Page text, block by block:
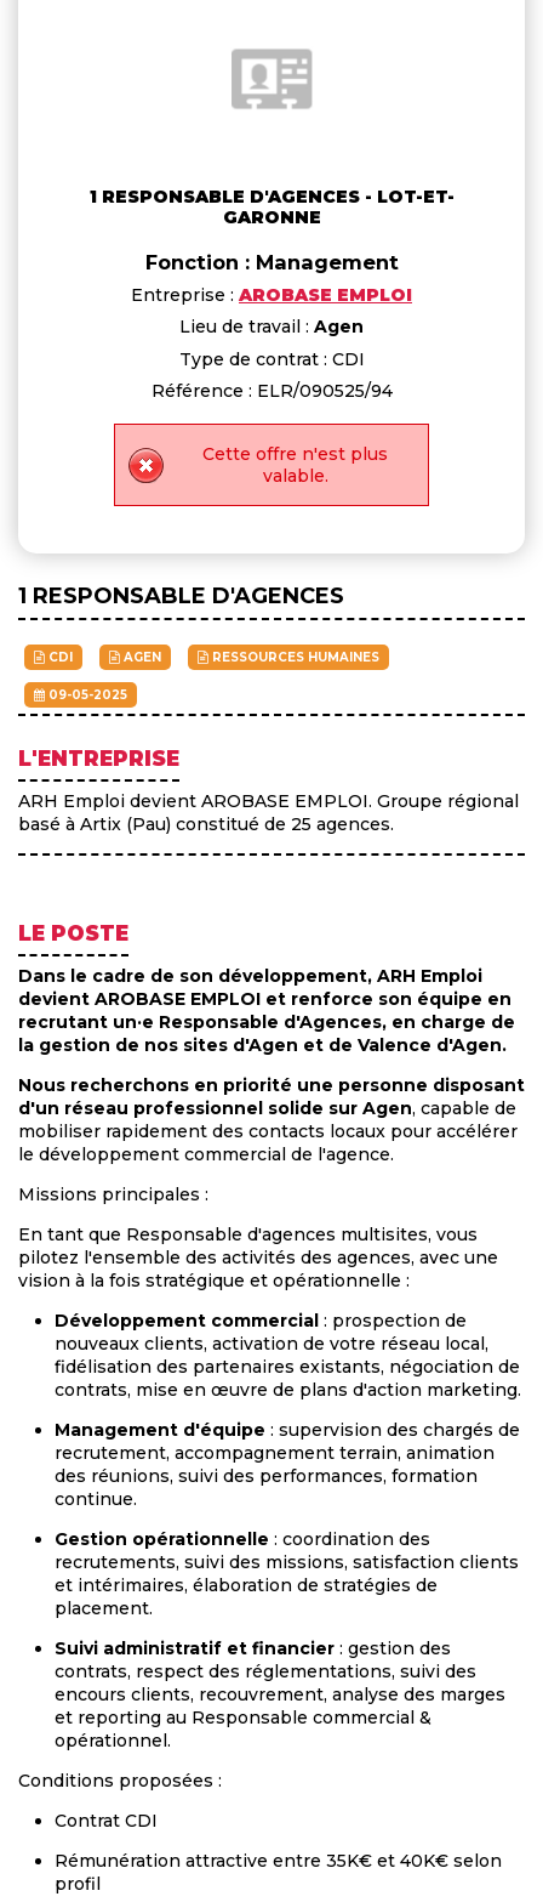
1 RESPONSABLE D'AGENCES - LOT-ET-
GARONNE
Fonction : Management
Entreprise : AROBASE EMPLOI
Lieu de travail : Agen
Type de contrat : CDI
Référence : ELR/090525/94
Cette offre n'est plus
valable.
1 RESPONSABLE D'AGENCES
CDI AGEN RESSOURCES HUMAINES
09-05-2025
L'ENTREPRISE
ARH Emploi devient AROBASE EMPLOI. Groupe régional
basé à Artix (Pau) constitué de 25 agences.
LE POSTE
Dans le cadre de son développement, ARH Emploi
devient AROBASE EMPLOI et renforce son équipe en
recrutant un·e Responsable d'Agences, en charge de
la gestion de nos sites d'Agen et de Valence d'Agen.
Nous recherchons en priorité une personne disposant
d'un réseau professionnel solide sur Agen, capable de
mobiliser rapidement des contacts locaux pour accélérer
le développement commercial de l'agence.
Missions principales :
En tant que Responsable d'agences multisites, vous
pilotez l'ensemble des activités des agences, avec une
vision à la fois stratégique et opérationnelle :
Développement commercial : prospection de
nouveaux clients, activation de votre réseau local,
fidélisation des partenaires existants, négociation de
contrats, mise en œuvre de plans d'action marketing.
Management d'équipe : supervision des chargés de
recrutement, accompagnement terrain, animation
des réunions, suivi des performances, formation
continue.
Gestion opérationnelle : coordination des
recrutements, suivi des missions, satisfaction clients
et intérimaires, élaboration de stratégies de
placement.
Suivi administratif et financier : gestion des
contrats, respect des réglementations, suivi des
encours clients, recouvrement, analyse des marges
et reporting au Responsable commercial &
opérationnel.
Conditions proposées :
Contrat CDI
Rémunération attractive entre 35K€ et 40K€ selon
profil